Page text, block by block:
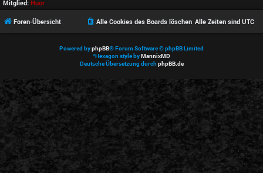
Mitglied: Huor
Foren-Übersicht Alle Zeiten sind UTC
Alle Cookies des Boards löschen
Powered byphpBB® Forum Software © phpBB Limited
*Hexagon style byMannixMD
Deutsche Übersetzung durchphpBB.de